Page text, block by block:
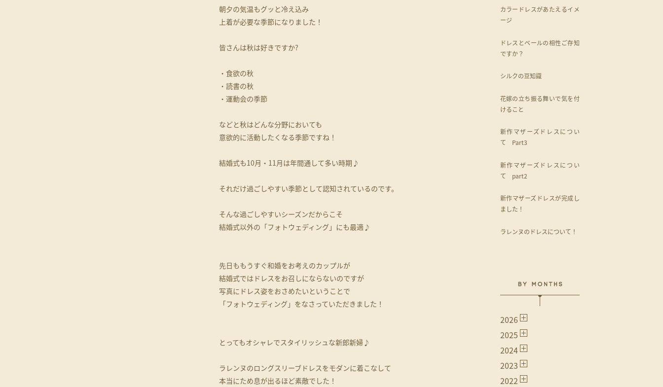
朝夕の気温もグッと冷え込み
上着が必要な季節になりました！
皆さんは秋は好きですか?
・食欲の秋
・読書の秋
・運動会の季節
などと秋はどんな分野においても
意欲的に活動したくなる季節ですね！
結婚式も10月・11月は年間通して多い時期♪
それだけ過ごしやすい季節として認知されているのです。
そんな過ごしやすいシーズンだからこそ
結婚式以外の「フォトウェディング」にも最適♪
先日ももうすぐ和婚をお考えのカップルが
結婚式ではドレスをお召しにならないのですが
写真にドレス姿をおさめたいということで
「フォトウェディング」をなさっていただきました！
とってもオシャレでスタイリッシュな新郎新婦♪
ラレンヌのロングスリーブドレスをモダンに着こなして
本当にため息が出るほど素敵でした！
カラードレスがあたえるイメ
ージ
ドレスとベールの相性ご存知
ですか？
シルクの豆知識
花嫁の立ち振る舞いで気を付
けること
新作マザーズドレスについ
て Part3
新作マザーズドレスについ
て part2
新作マザーズドレスが完成し
ました！
ラレンヌのドレスについて！
2026
2025
2024
2023
2022